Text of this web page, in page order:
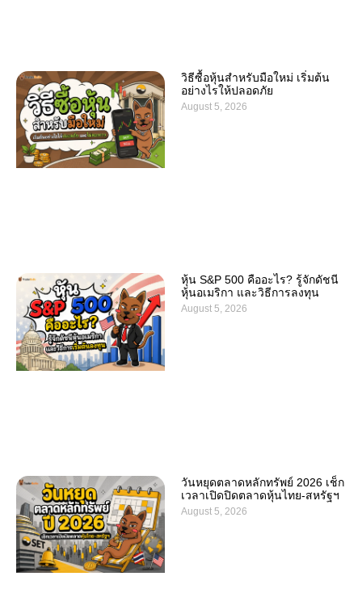
วิธีซื้อหุ้นสำหรับมือใหม่ เริ่มต้น
อย่างไรให้ปลอดภัย
August 5, 2026
หุ้น S&P 500 คืออะไร? รู้จักดัชนี
หุ้นอเมริกา และวิธีการลงทุน
August 5, 2026
วันหยุดตลาดหลักทรัพย์ 2026 เช็ก
เวลาเปิดปิดตลาดหุ้นไทย-สหรัฐฯ
August 5, 2026